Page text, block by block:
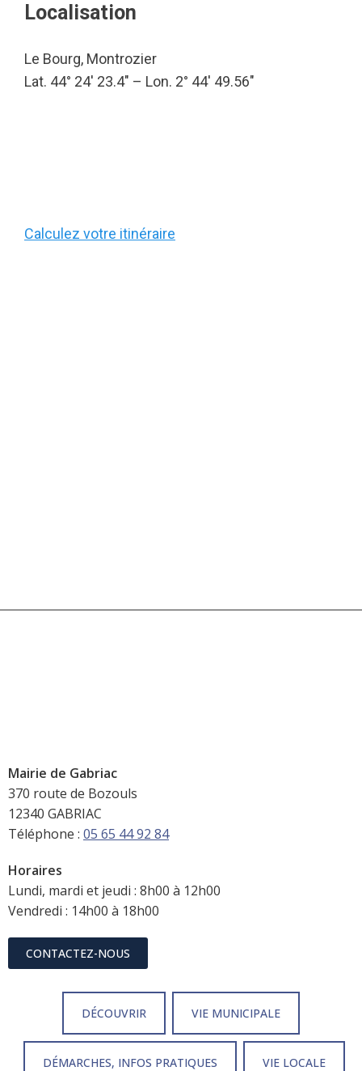
Localisation
Le Bourg, Montrozier
Lat. 44° 24′ 23.4″ – Lon. 2° 44′ 49.56″
Calculez votre itinéraire
Mairie de Gabriac
370 route de Bozouls
12340 GABRIAC
Téléphone : 05 65 44 92 84
Horaires
Lundi, mardi et jeudi : 8h00 à 12h00
Vendredi : 14h00 à 18h00
CONTACTEZ-NOUS
DÉCOUVRIR VIE MUNICIPALE
DÉMARCHES, INFOS PRATIQUES VIE LOCALE